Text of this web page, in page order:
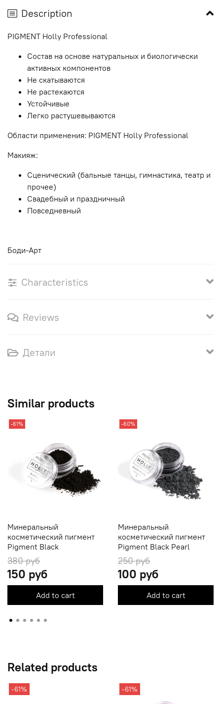
Description
PIGMENT Holly Professional
Состав на основе натуральных и биологически
активных компонентов
Не скатываются
Не растекаются
Устойчивые
Легко растушевываются
Области применения: PIGMENT Holly Professional
Макияж:
Сценический (бальные танцы, гимнастика, театр и
прочее)
Свадебный и праздничный
Повседневный
Боди-Арт
Characteristics
Reviews
Детали
Similar products
-61%
Минеральный
косметический пигмент
Pigment Black
380 руб
150 руб
Add to cart
-60%
Минеральный
косметический пигмент
Pigment Black Pearl
250 руб
100 руб
Add to cart
Related products
-61% -61%